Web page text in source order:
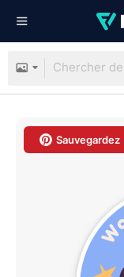
Sauvegardez